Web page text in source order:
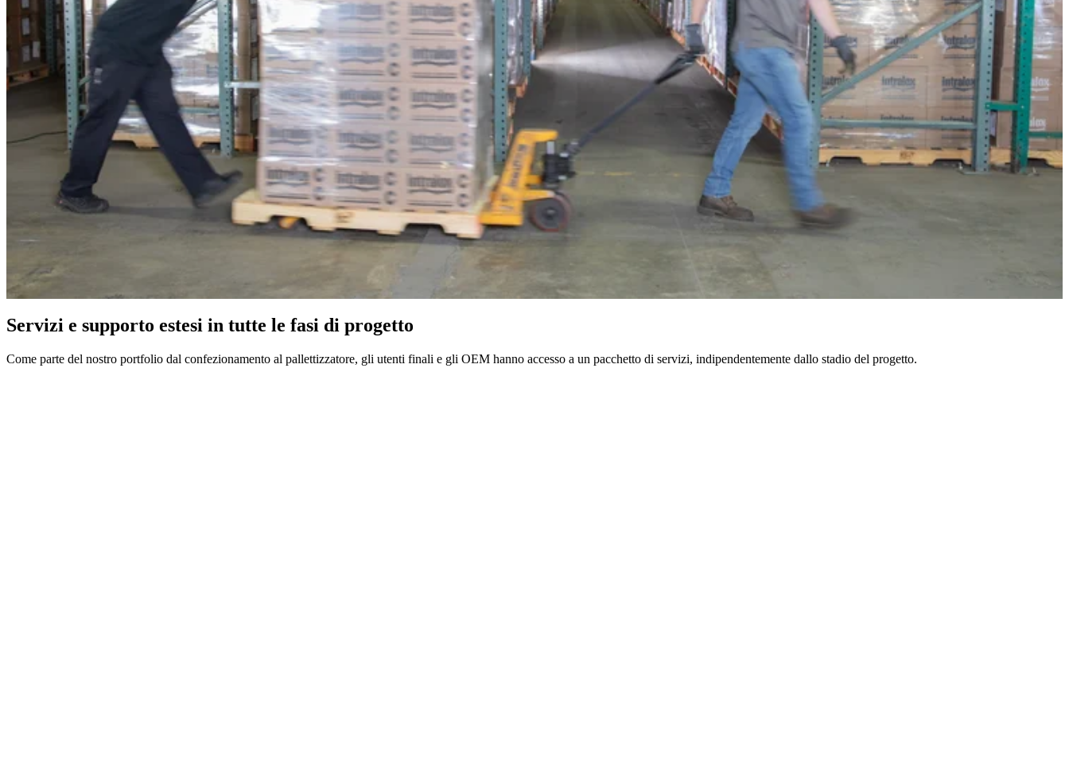
Servizi e supporto estesi in tutte le fasi di progetto
Come parte del nostro portfolio dal confezionamento al pallettizzatore, gli utenti finali e gli OEM hanno accesso a un pacchetto di servizi, indipendentemente dallo stadio del progetto.